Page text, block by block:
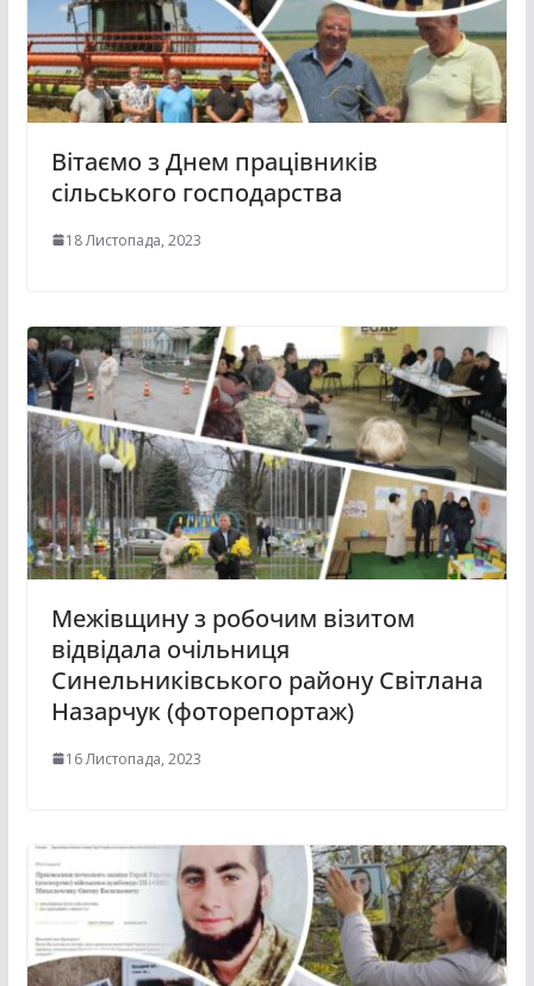
Вітаємо з Днем працівників
сільського господарства
18 Листопада, 2023
Межівщину з робочим візитом
відвідала очільниця
Синельниківського району Світлана
Назарчук (фоторепортаж)
16 Листопада, 2023